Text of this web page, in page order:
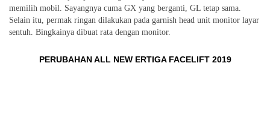
memilih mobil. Sayangnya cuma GX yang berganti, GL tetap sama.
Selain itu, permak ringan dilakukan pada garnish head unit monitor layar
sentuh. Bingkainya dibuat rata dengan monitor.
PERUBAHAN ALL NEW ERTIGA FACELIFT 2019